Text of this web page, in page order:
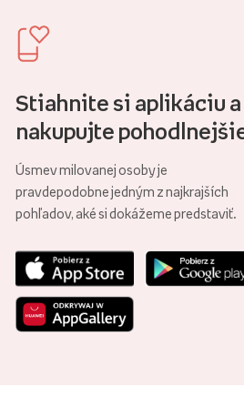
Stiahnite si aplikáciu a
nakupujte
Úsmev milovanej osoby je
pravdepodobne jedným z najkrajších
pohľadov, aké si dokážeme predstaviť.